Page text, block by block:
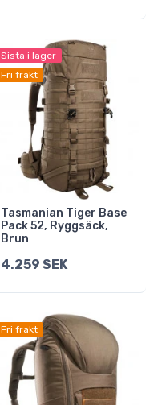
Sista i lager
Fri frakt
Tasmanian Tiger Base
Pack 52, Ryggsäck,
Brun
4.259 SEK
Fri frakt